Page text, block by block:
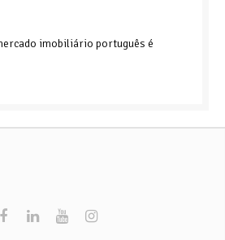
imobiliário português é